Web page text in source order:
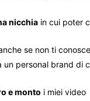
nicchia in cui poter
se non ti
un personal brand di
e monto i miei video